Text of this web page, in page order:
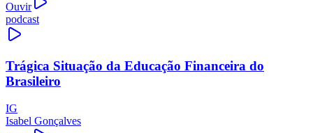
Ouvir
podcast
Trágica Situação da Educação Financeira do
Brasileiro
IG
Isabel Gonçalves